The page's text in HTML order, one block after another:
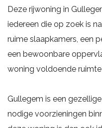
Deze rijwoning in
iedereen die op zoek is
ruime slaapkamers, een
een bewoonbare
woning voldoende
Gullegem is een
nodige voorzieningen